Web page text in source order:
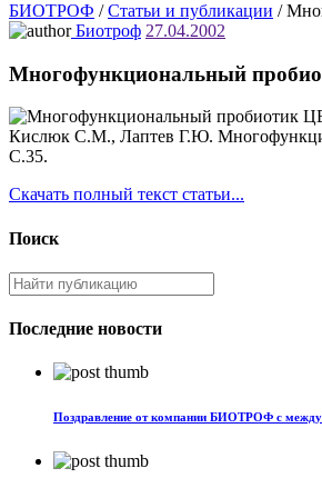
БИОТРОФ /Статьи и публикации /
Биотроф 27.04.2002
Многофункциональный
Кислюк С.М., Лаптев Г.Ю.
С.35.
Скачать полный текст статьи...
Поиск
Последние новости
Поздравление от компании БИОТРОФ с